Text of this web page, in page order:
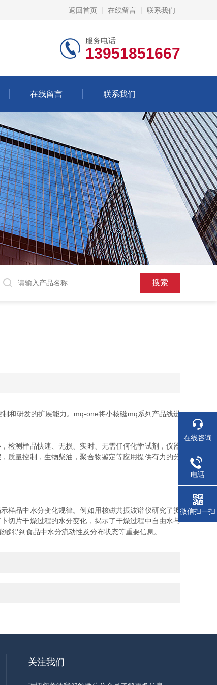
返回首页 在线留言 联系我们
服务电话
13951851667
在线留言 联系我们
和研发的扩展能力。mq-one将小核磁mq系列产品线进
测样品快速、无损、实时、无需任何化学试剂，仪器
质量控制，生物柴油，聚合物鉴定等应用提供有力的分
品中水分变化规律。例如用核磁共振波谱仪研究了烫
切片干燥过程的水分变化，揭示了干燥过程中自由水与
得到食品中水分流动性及分布状态等重要信息。
关注我们
在线咨询
电话
微信扫一扫